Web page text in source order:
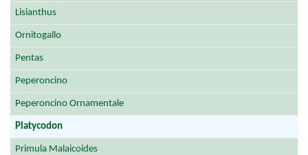
Lisianthus
Ornitogallo
Pentas
Peperoncino
Peperoncino Ornamentale
Platycodon
Primula Malaicoides